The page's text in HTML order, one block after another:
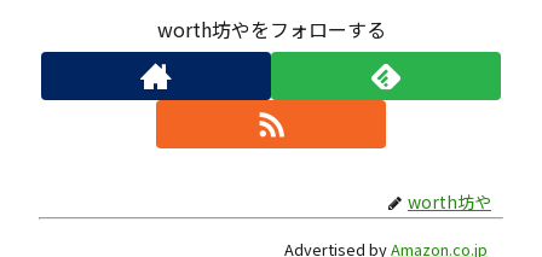
worth坊やをフォローする
worth坊や
Advertised byAmazon.co.jp